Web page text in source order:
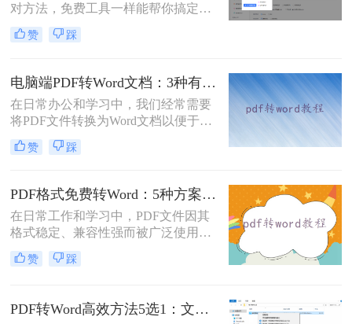
对方法，免费工具一样能帮你搞定复
杂排版。“免费的工具转换效果肯定
很差吧？”这是我作为办公软件测评
处理pdf转word时，往往陷入“收费软
件太贵，免费工具怕坑”的两难境
地。那么电脑上怎么把pdf转成word免
费呢？
赞 踩
电脑端PDF转Word文档：3种有效方法的具体操作步骤！
在日常办公和学习中，我们经常需要
将PDF文件转换为Word文档以便于编
辑和修改。那么电脑上pdf怎么转换成
word文档呢？本文将介绍三种将PDF
完成PDF到Word的转换。
赞 踩
PDF格式免费转Word：5种方案的速度、精度、文件限制对比！
在日常工作和学习中，PDF文件因其
格式稳定、兼容性强而被广泛使用。
然而，当需要对PDF内容进行编辑
时，很多人会遇到困难。此时，将
换成word"这一常见需求，本文将为
赞 踩
PDF转Word高效方法5选1：文件大小和类型决定用哪个！